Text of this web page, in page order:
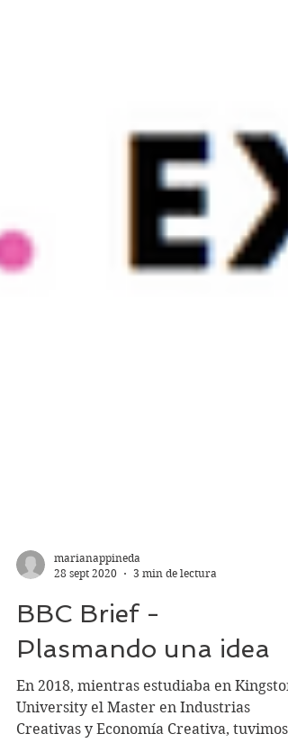
marianappineda
28 sept 2020
3 min de lectura
BBC Brief -
Plasmando una idea
En 2018, mientras estudiaba en Kingston